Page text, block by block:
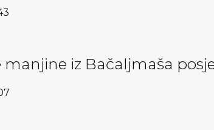
iz Bačaljmaša